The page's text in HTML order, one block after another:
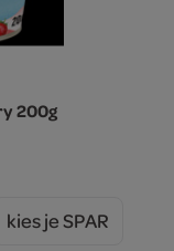
200g
kies je SPAR